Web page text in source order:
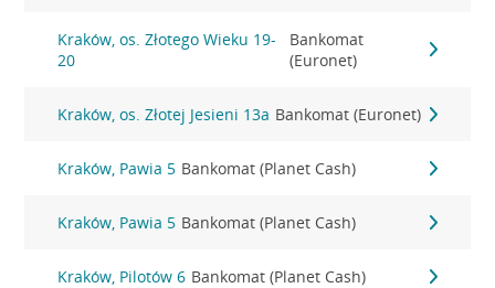
Kraków, os. Złotego Wieku 19-
20
Bankomat
(Euronet)
Kraków, os. Złotej Jesieni 13a Bankomat (Euronet)
Kraków, Pawia 5 Bankomat (Planet Cash)
Kraków, Pawia 5 Bankomat (Planet Cash)
Kraków, Pilotów 6 Bankomat (Planet Cash)